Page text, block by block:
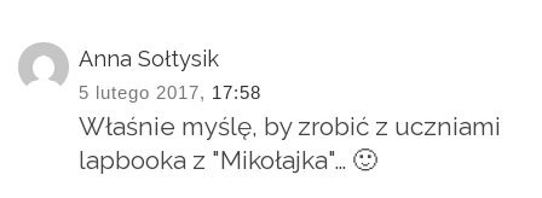
Anna Sołtysik
5 lutego 2017, 17:58
Właśnie myślę, by zrobić z uczniami
lapbooka z "Mikołajka"… 🙂